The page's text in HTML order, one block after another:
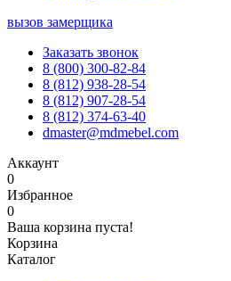
вызов замерщика
Заказать звонок
8 (800) 300-82-84
8 (812) 938-28-54
8 (812) 907-28-54
8 (812) 374-63-40
dmaster@mdmebel.com
Аккаунт
0
Избранное
0
Ваша корзина пуста!
Корзина
Каталог